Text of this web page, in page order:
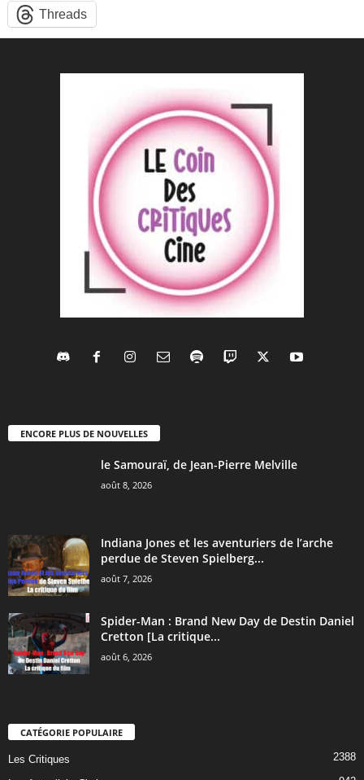
Threads
ENCORE PLUS DE NOUVELLES
le Samouraï, de Jean-Pierre Melville
août 8, 2026
Indiana Jones et les aventuriers de l’arche
perdue de Steven Spielberg...
août 7, 2026
Spider-Man : Brand New Day de Destin Daniel
Cretton [La critique...
août 6, 2026
CATÉGORIE POPULAIRE
Les Critiques 2388